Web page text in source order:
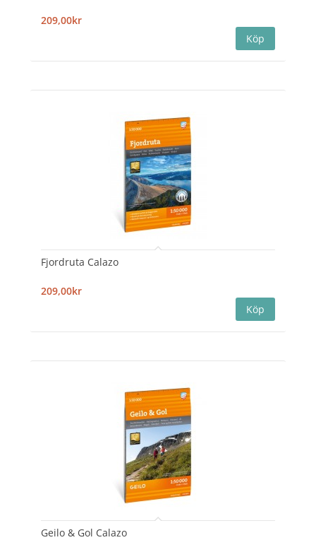
209,00kr
Fjordruta Calazo
209,00kr
Geilo & Gol Calazo